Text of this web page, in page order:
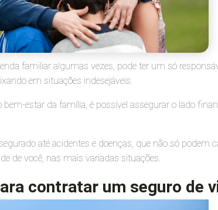
familiar algumas vezes, pode ter um só
em situações indesejáveis.
estar da família, é possível assegurar o lado
até acidentes e doenças, que não só
de você, nas mais variadas situações.
contratar um seguro de